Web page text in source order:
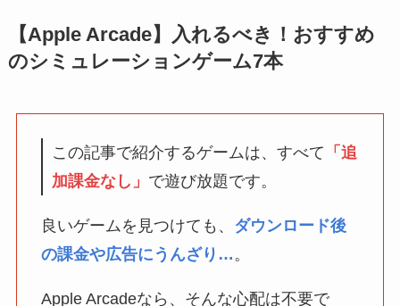
【Apple Arcade】入れるべき！おすすめ
のシミュレーションゲーム7本
この記事で紹介するゲームは、すべて 「追
加課金なし」 で遊び放題です。
良いゲームを見つけても、 ダウンロード後
の課金や広告にうんざり…。
Apple Arcadeなら、そんな心配は不要で